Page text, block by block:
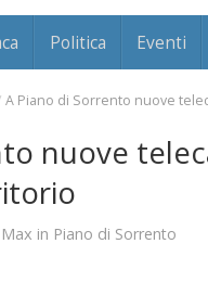
Politica Eventi
A Piano di Sorrento nuove
nuove
Max in Piano di Sorrento